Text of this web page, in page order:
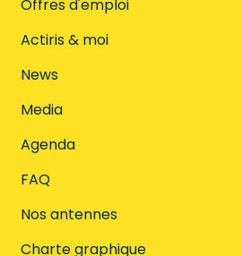
Offres d'emploi
Actiris & moi
News
Media
Agenda
FAQ
Nos antennes
Charte graphique